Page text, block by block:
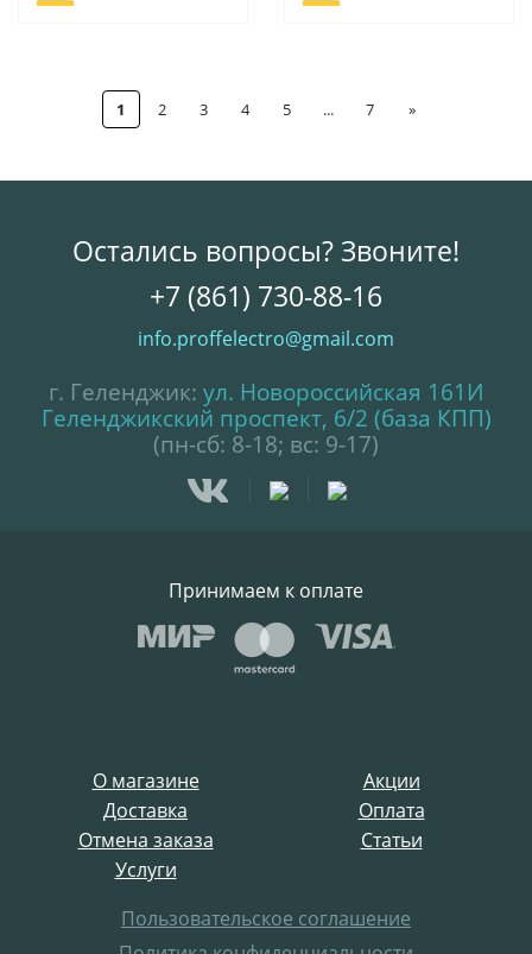
1 2 3 4 5 ... 7 »
О магазине
Акции
Доставка
Оплата
Отмена заказа
Статьи
Услуги
Пользовательское соглашение
Остались вопросы? Звоните!
+7 (861) 730-88-16
info.proffelectro@gmail.com
г. Геленджик: ул. Новороссийская 161И
Геленджикский проспект, 6/2 (база КПП)
(пн-сб: 8-18; вс: 9-17)
Принимаем к оплате